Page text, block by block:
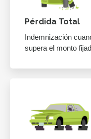
Pérdida Total
Indemnización
supera el monto